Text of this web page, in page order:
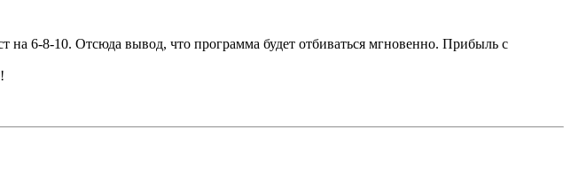
6-8-10. Отсюда вывод, что программа будет отбиваться мгновенно. Прибыль с